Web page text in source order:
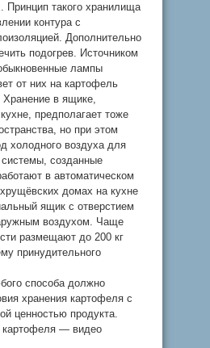
Принцип такого хранилища
контура с
Дополнительно
подогрев. Источником
лампы
от них на картофель
в ящике,
предполагает тоже
но при этом
холодного воздуха для
системы, созданные
в автоматическом
домах на кухне
ящик с отверстием
воздухом. Чаще
размещают до 200 кг
принудительного
способа должно
хранения картофеля с
ценностью продукта.
картофеля — видео